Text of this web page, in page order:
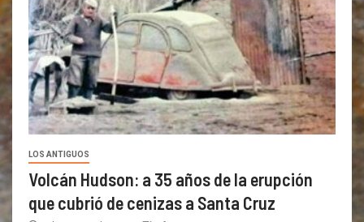
LOS ANTIGUOS
Volcán Hudson: a 35 años de la erupción
que cubrió de cenizas a Santa Cruz